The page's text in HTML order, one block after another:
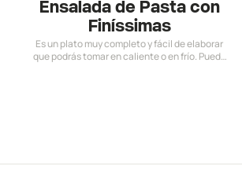
Ensalada de Pasta con
Finíssimas
Es un plato muy completo y fácil de elaborar
que podrás tomar en caliente o en frío. Puede